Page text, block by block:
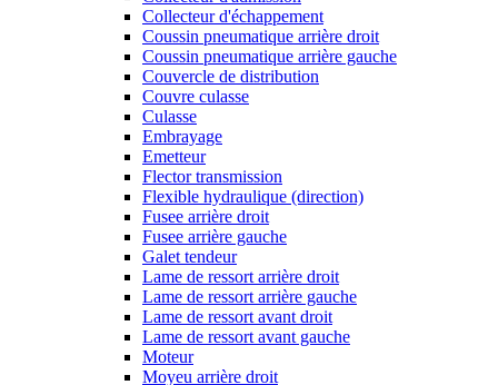
Collecteur d'échappement
Coussin pneumatique arrière droit
Coussin pneumatique arrière gauche
Couvercle de distribution
Couvre culasse
Culasse
Embrayage
Emetteur
Flector transmission
Flexible hydraulique (direction)
Fusee arrière droit
Fusee arrière gauche
Galet tendeur
Lame de ressort arrière droit
Lame de ressort arrière gauche
Lame de ressort avant droit
Lame de ressort avant gauche
Moteur
Moyeu arrière droit